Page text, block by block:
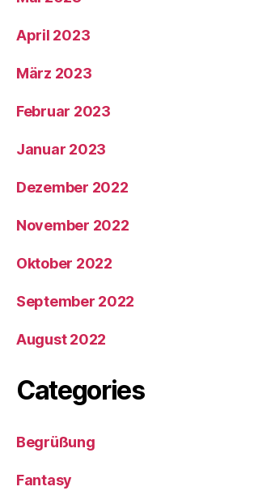
April 2023
März 2023
Februar 2023
Januar 2023
Dezember 2022
November 2022
Oktober 2022
September 2022
August 2022
Categories
Begrüßung
Fantasy